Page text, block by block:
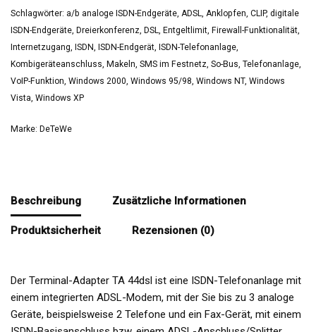
Schlagwörter: a/b analoge ISDN-Endgeräte, ADSL, Anklopfen, CLIP, digitale
ISDN-Endgeräte, Dreierkonferenz, DSL, Entgeltlimit, Firewall-Funktionalität,
Internetzugang, ISDN, ISDN-Endgerät, ISDN-Telefonanlage,
Kombigeräteanschluss, Makeln, SMS im Festnetz, So-Bus, Telefonanlage,
VoIP-Funktion, Windows 2000, Windows 95/98, Windows NT, Windows
Vista, Windows XP
Marke: DeTeWe
Beschreibung Zusätzliche Informationen
Produktsicherheit Rezensionen (0)
Der Terminal-Adapter TA 44dsl ist eine ISDN-Telefonanlage mit
einem integrierten ADSL-Modem, mit der Sie bis zu 3 analoge
Geräte, beispielsweise 2 Telefone und ein Fax-Gerät, mit einem